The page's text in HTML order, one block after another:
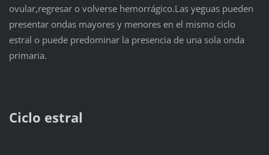
ovular,regresar o volverse hemorrágico.Las yeguas pueden
presentar ondas mayores y menores en el mismo ciclo
estral o puede predominar la presencia de una sola onda
primaria.
Ciclo estral